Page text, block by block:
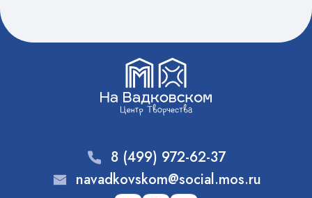
8 (499) 972-62-37
navadkovskom@social.mos.ru